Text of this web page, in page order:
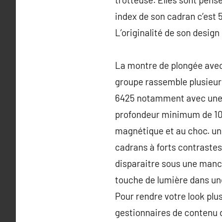
index de son cadran
L’originalité de son
La montre de plongée
groupe rassemble
6425 notamment avec
profondeur minimum de
magnétique et au choc.
cadrans à forts
disparaitre sous une
touche de lumière dans
Pour rendre votre look
gestionnaires de contenu